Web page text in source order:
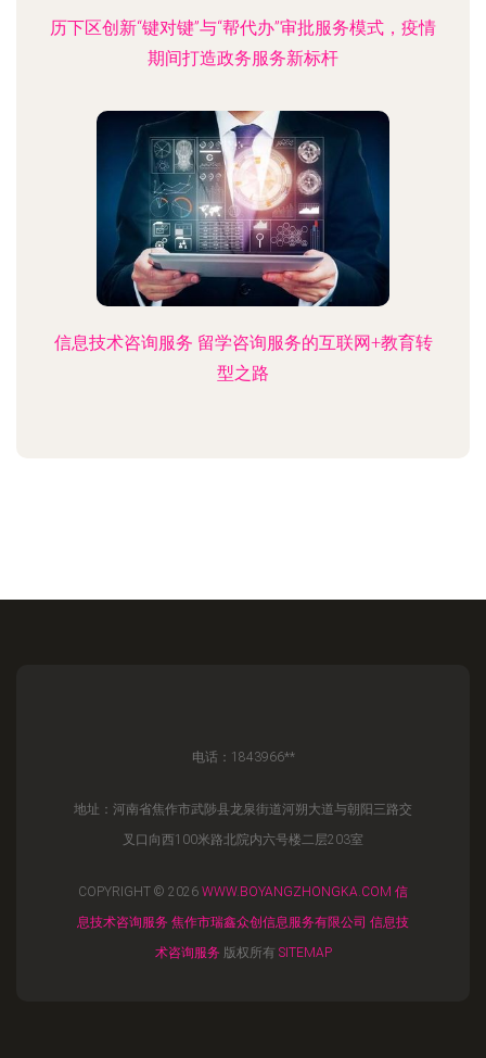
历下区创新“键对键”与“帮代办”审批服务模式，疫情
期间打造政务服务新标杆
信息技术咨询服务 留学咨询服务的互联网+教育转
型之路
电话：1843966**
地址：河南省焦作市武陟县龙泉街道河朔大道与朝阳三路交
叉口向西100米路北院内六号楼二层203室
COPYRIGHT © 2026 WWW.BOYANGZHONGKA.COM 信
息技术咨询服务 焦作市瑞鑫众创信息服务有限公司 信息技
术咨询服务 版权所有 SITEMAP